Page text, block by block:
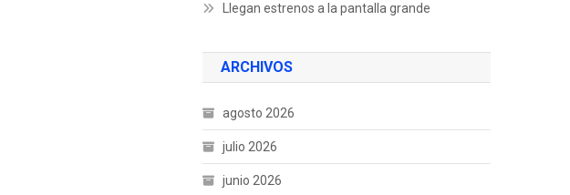
Llegan estrenos a la pantalla grande
ARCHIVOS
agosto 2026
julio 2026
junio 2026